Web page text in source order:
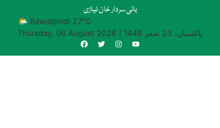
بانی سردار خان نیازی
🌤 Rawalpindi 27°C
Thursday, 06 August 2026
پاکستان: 23 صفر 1448